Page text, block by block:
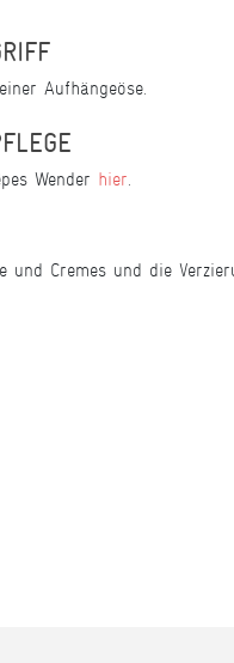
Aufhängeöse.
Wender hier.
Cremes und die